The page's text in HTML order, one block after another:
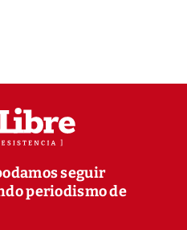
seguir
periodismo de